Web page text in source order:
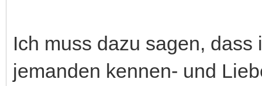
Ich muss dazu sagen,
jemanden kennen- und